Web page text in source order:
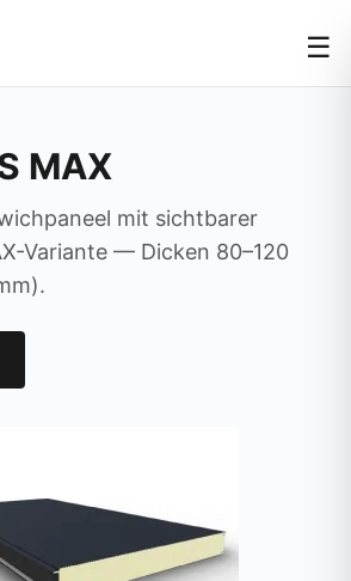
☰
MAX
mit sichtbarer
Variante — Dicken 80–120